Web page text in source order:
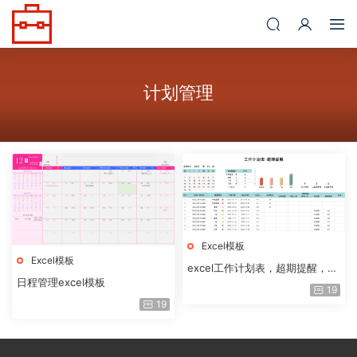
计划管理
Excel模板
日程管理excel模板
19
Excel模板
excel工作计划表，超期提醒，自
19